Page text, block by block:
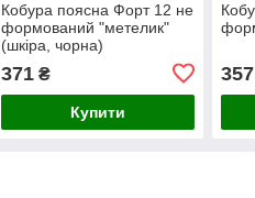
Кобура поясна Форт 12 не
формований "метелик"
(шкіра, чорна)
371₴
Купити
357